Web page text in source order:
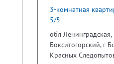
3-комнатная
5/5
обл Ленинградская,
Бокситогорский, г
Красных